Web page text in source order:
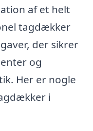
af et helt
tagdækker
der sikrer
og
Her er nogle
i